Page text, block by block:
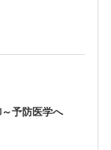
・EVを中心に
microRNAによる胆
予防医学へ